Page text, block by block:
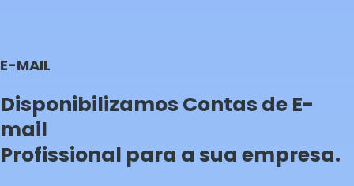
E-MAIL
Disponibilizamos Contas de E-
mail
Profissional para a sua empresa.